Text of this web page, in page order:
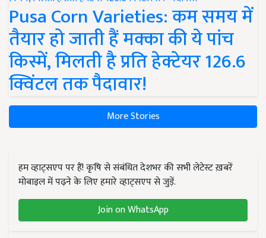
Pusa Corn Varieties: कम समय में
तैयार हो जाती हैं मक्का की ये पांच
किस्में, मिलती है प्रति हेक्टेयर 126.6
क्विंटल तक पैदावार!
More Stories
हम व्हाट्सएप पर हैं! कृषि से संबंधित देशभर की सभी लेटेस्ट ख़बरें
मोबाइल में पढ़ने के लिए हमारे व्हाट्सएप से जुड़ें.
Join on WhatsApp